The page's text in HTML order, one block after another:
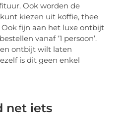
Ook worden de
kiezen uit koffie, thee
Ook fijn aan het luxe ontbijt
vanaf ‘1 persoon’.
ontbijt wilt laten
is dit geen enkel
net iets